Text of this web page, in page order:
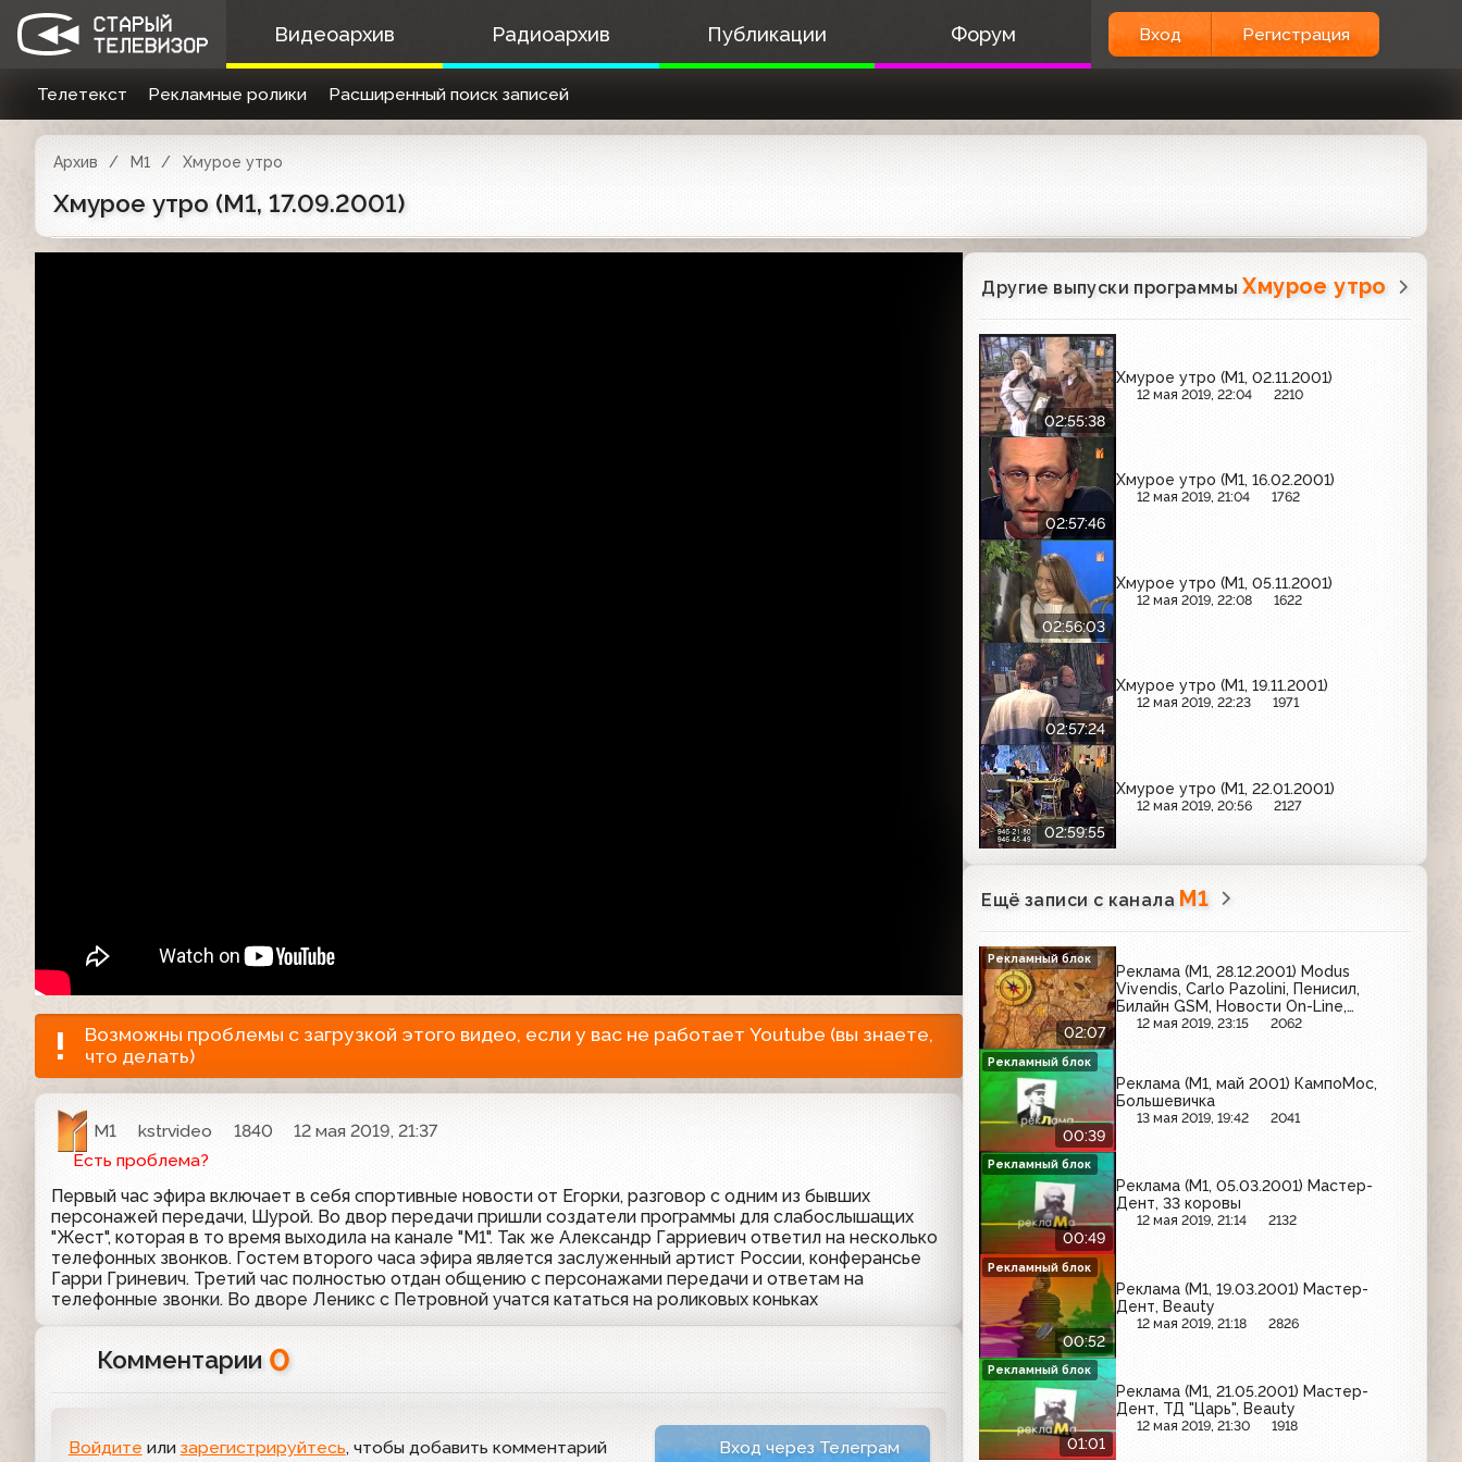
Видеоархив Радиоархив Публикации Форум Вход Регистрация
Телетекст Рекламные ролики Расширенный поиск записей
Архив М1 Хмурое утро
Хмурое утро (М1, 17.09.2001)
Возможны проблемы с загрузкой этого видео, если у вас не работает Youtube (вы знаете,
что делать)
М1 kstrvideo 1840
12 мая 2019, 21:37
Есть проблема?
Первый час эфира включает в себя спортивные новости от Егорки, разговор с одним из бывших
персонажей передачи, Шурой. Во двор передачи пришли создатели программы для слабослышащих
"Жест", которая в то время выходила на канале "М1". Так же Александр Гарриевич ответил на несколько
телефонных звонков. Гостем второго часа эфира является заслуженный артист России, конферансье
Гарри Гриневич. Третий час полностью отдан общению с персонажами передачи и ответам на
телефонные звонки. Во дворе Леникс с Петровной учатся кататься на роликовых коньках
Комментарии 0
Войдите или зарегистрируйтесь, чтобы добавить комментарий Вход через Телеграм
Другие выпуски программыХмурое утро
02:55:38
Хмурое утро (М1, 02.11.2001)
12 мая 2019, 22:04 2210
02:57:46
Хмурое утро (М1, 16.02.2001)
12 мая 2019, 21:04 1762
02:56:03
Хмурое утро (М1, 05.11.2001)
12 мая 2019, 22:08 1622
02:57:24
Хмурое утро (М1, 19.11.2001)
12 мая 2019, 22:23 1971
02:59:55
Хмурое утро (М1, 22.01.2001)
12 мая 2019, 20:56 2127
Ещё записи с канала М1
02:07
Реклама (М1, 28.12.2001) Modus
Vivendis, Carlo Pazolini, Пенисил,
Билайн GSM, Новости On-Line,
Русский мир, Би+
12 мая 2019, 23:15 2062
Рекламный блок
00:39
Реклама (М1, май 2001) КампоМос,
Большевичка
13 мая 2019, 19:42 2041
Рекламный блок
00:49
Реклама (М1, 05.03.2001) Мастер-
Дент, 33 коровы
12 мая 2019, 21:14 2132
Рекламный блок
00:52
Реклама (М1, 19.03.2001) Мастер-
Дент, Beauty
12 мая 2019, 21:18 2826
Рекламный блок
01:01
Реклама (М1, 21.05.2001) Мастер-
Дент, ТД "Царь", Beauty
12 мая 2019, 21:30 1918
Рекламный блок